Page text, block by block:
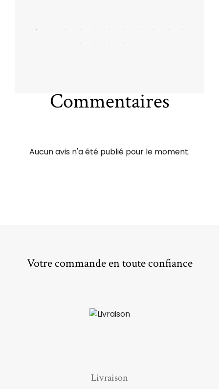
Commentaires
Aucun avis n'a été publié pour le moment.
Votre commande en toute confiance
Livraison